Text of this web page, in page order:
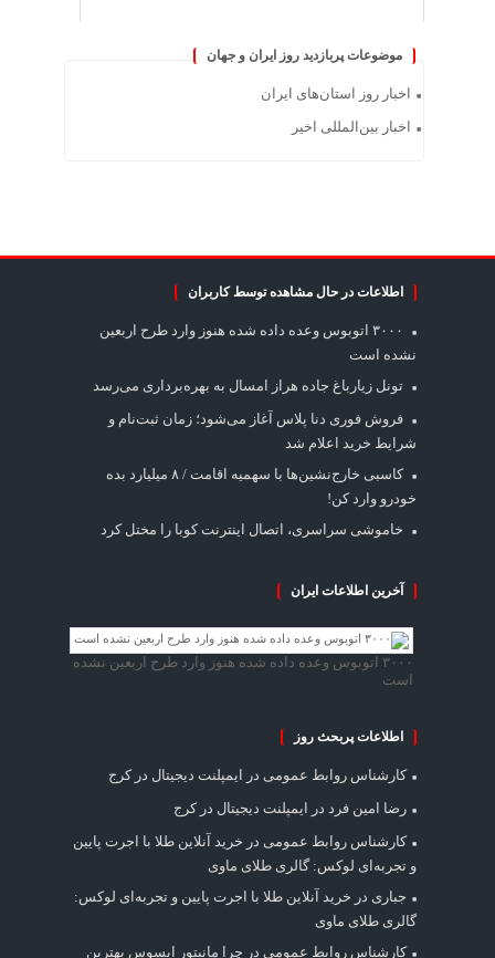
موضوعات پربازدید روز ایران و جهان
اخبار روز استان‌های ایران
اخبار بین‌المللی اخیر
اطلاعات در حال مشاهده توسط کاربران
۳۰۰۰ اتوبوس وعده داده شده هنوز وارد طرح اربعین
نشده است
تونل زیارباغ جاده هراز امسال به بهره‌برداری می‌رسد
فروش فوری دنا پلاس آغاز می‌شود؛ زمان ثبت‌نام و
شرایط خرید اعلام شد
کاسبی خارج‌نشین‌ها با سهمیه اقامت / ۸ میلیارد بده
خودرو وارد کن!
خاموشی سراسری، اتصال اینترنت کوبا را مختل کرد
آخرین اطلاعات ایران
۳۰۰۰ اتوبوس وعده داده شده هنوز وارد طرح اربعین نشده
است
اطلاعات پربحث روز
کارشناس روابط عمومی در
ایمپلنت دیجیتال در کرج
رضا امین فرد در
ایمپلنت دیجیتال در کرج
کارشناس روابط عمومی در خرید آنلاین طلا با اجرت پایین
و تجربه‌ای لوکس: گالری طلای ماوی
جباری در خرید آنلاین طلا با اجرت پایین و تجربه‌ای لوکس:
گالری طلای ماوی
کارشناس روابط عمومی در چرا مانیتور ایسوس بهترین